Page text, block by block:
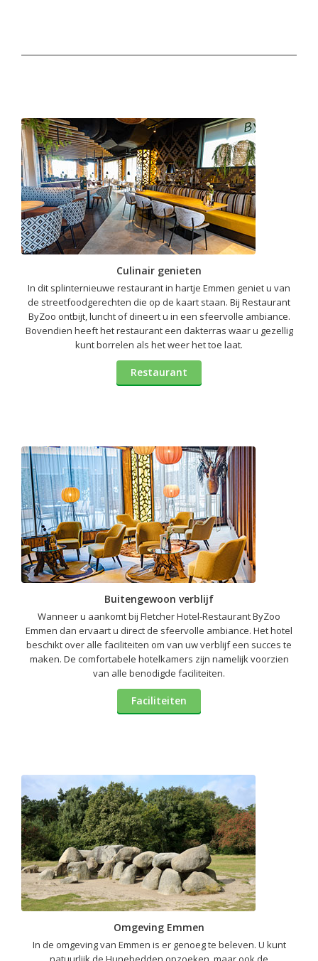
Culinair genieten
In dit splinternieuwe restaurant in hartje Emmen geniet u van
de streetfoodgerechten die op de kaart staan. Bij Restaurant
ByZoo ontbijt, luncht of dineert u in een sfeervolle ambiance.
Bovendien heeft het restaurant een dakterras waar u gezellig
kunt borrelen als het weer het toe laat.
Restaurant
Buitengewoon verblijf
Wanneer u aankomt bij Fletcher Hotel-Restaurant ByZoo
Emmen dan ervaart u direct de sfeervolle ambiance. Het hotel
beschikt over alle faciliteiten om van uw verblijf een succes te
maken. De comfortabele hotelkamers zijn namelijk voorzien
van alle benodigde faciliteiten.
Faciliteiten
Omgeving Emmen
In de omgeving van Emmen is er genoeg te beleven. U kunt